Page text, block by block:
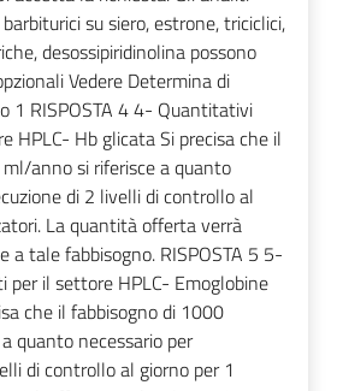
su siero, estrone, triciclici,
desossipiridinolina possono
Vedere Determina di
1 RISPOSTA 4 4- Quantitativi
HPLC- Hb glicata Si precisa che il
anno si riferisce a quanto
di 2 livelli di controllo al
La quantità offerta verrà
a tale fabbisogno. RISPOSTA 5 5-
per il settore HPLC- Emoglobine
che il fabbisogno di 1000
quanto necessario per
di controllo al giorno per 1